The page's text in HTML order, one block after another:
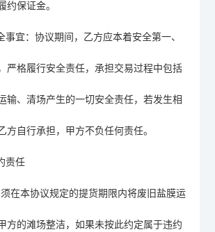
约保证金。
事宜：协议期间，乙方应本着安全第一、
严格履行安全责任，承担交易过程中包括
输、清场产生的一切安全责任，若发生相
方自行承担，甲方不负任何责任。
责任
在本协议规定的提货期限内将废旧盐膜运
方的滩场整洁，如果未按此约定属于违约